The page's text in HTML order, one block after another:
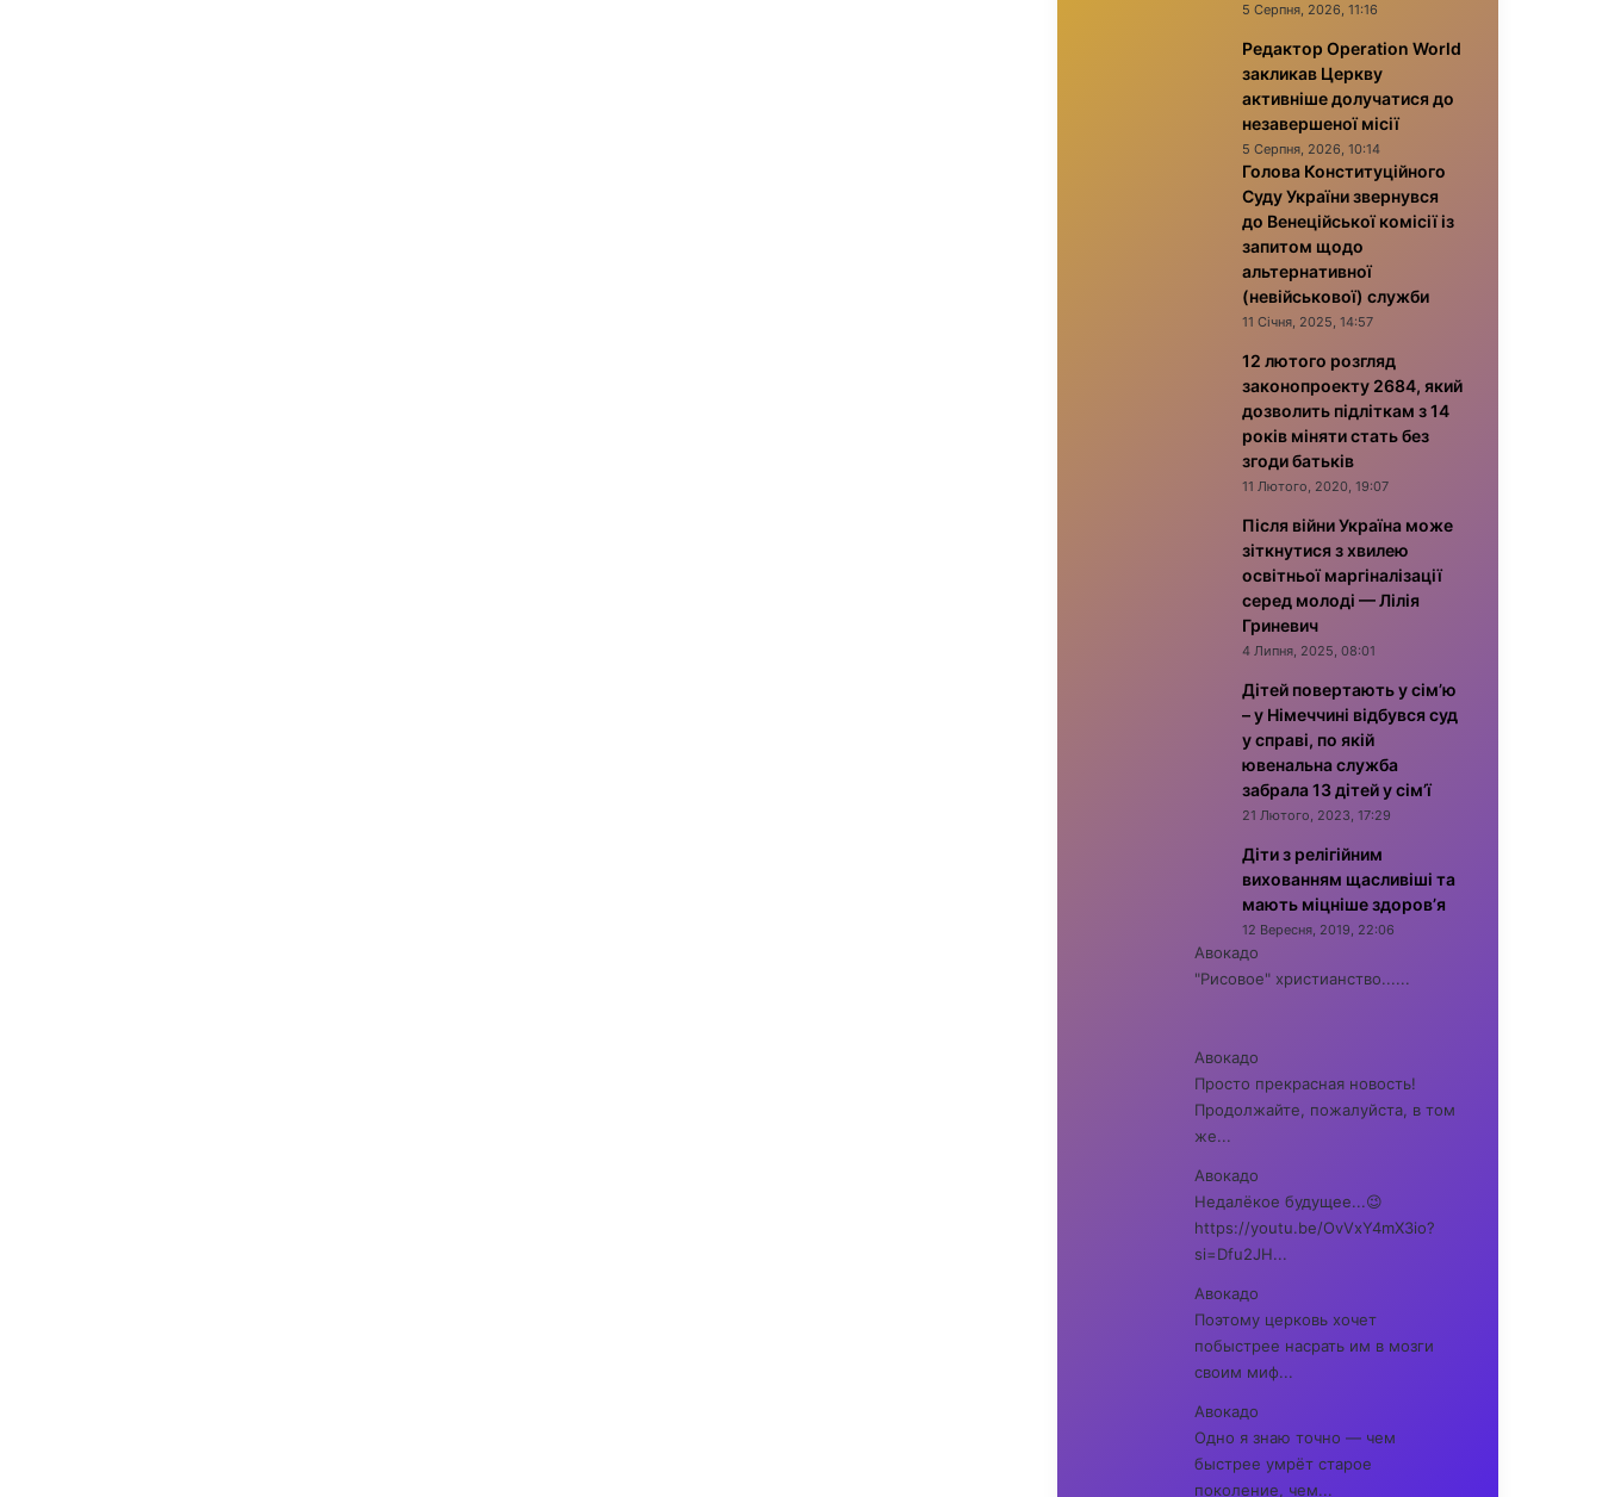
5 Серпня, 2026, 11:16
Редактор Operation World
закликав Церкву
активніше долучатися до
незавершеної місії
5 Серпня, 2026, 10:14
Голова Конституційного
Суду України звернувся
до Венеційської комісії із
запитом щодо
альтернативної
(невійськової) служби
11 Січня, 2025, 14:57
12 лютого розгляд
законопроекту 2684, який
дозволить підліткам з 14
років міняти стать без
згоди батьків
11 Лютого, 2020, 19:07
Після війни Україна може
зіткнутися з хвилею
освітньої маргіналізації
серед молоді — Лілія
Гриневич
4 Липня, 2025, 08:01
Дітей повертають у сім’ю
– у Німеччині відбувся суд
у справі, по якій
ювенальна служба
забрала 13 дітей у сім’ї
21 Лютого, 2023, 17:29
Діти з релігійним
вихованням щасливіші та
мають міцніше здоров’я
12 Вересня, 2019, 22:06
Авокадо
"Рисовое" христианство......
Авокадо
Просто прекрасная новость!
Продолжайте, пожалуйста, в том
же...
Авокадо
Недалёкое будущее...😉
https://youtu.be/OvVxY4mX3io?
si=Dfu2JH...
Авокадо
Поэтому церковь хочет
побыстрее насрать им в мозги
своим миф...
Авокадо
Одно я знаю точно — чем
быстрее умрёт старое
поколение, чем...